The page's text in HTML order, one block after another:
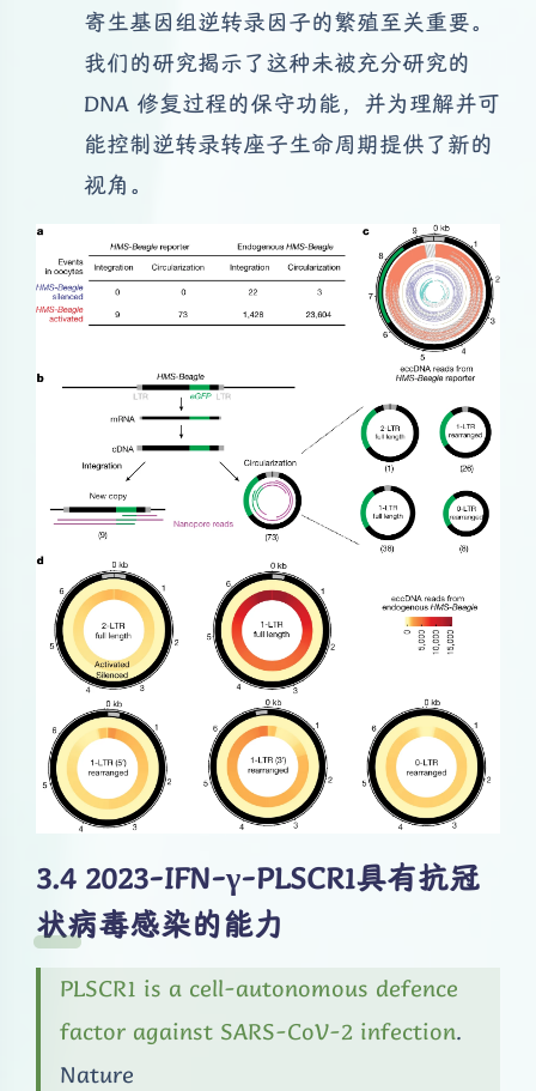
寄生基因组逆转录因子的繁殖至关重要。
我们的研究揭示了这种未被充分研究的
DNA 修复过程的保守功能，并为理解并可
能控制逆转录转座子生命周期提供了新的
视角。
2023-IFN-γ-PLSCR1具有抗冠
状病毒感染的能力
PLSCR1 is a cell-autonomous defence
factor against SARS-CoV-2 infection.
Nature